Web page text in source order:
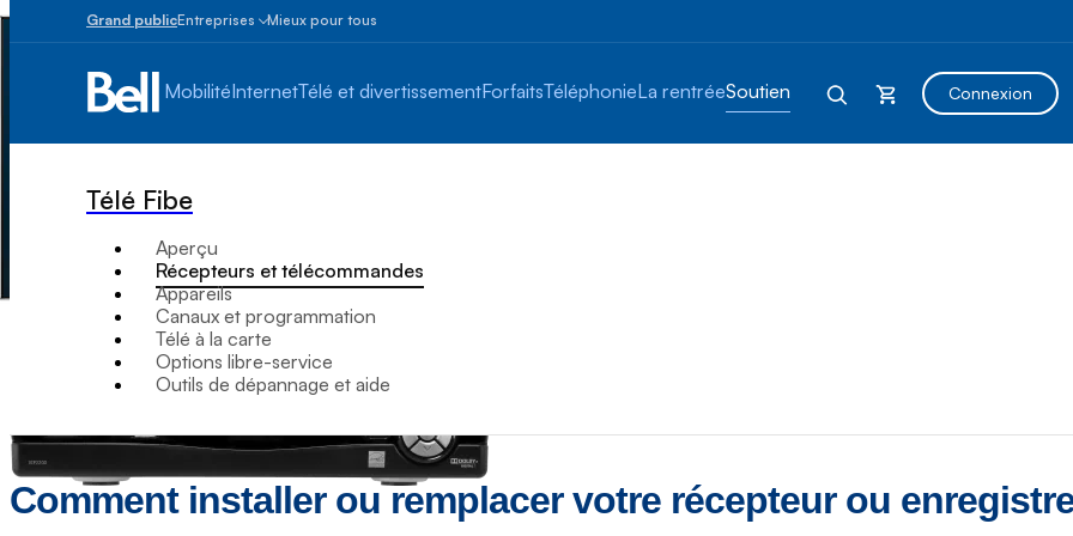
Grand publicEntreprises
entreprises
100
Moyennes
grandes
Plus
de
100
employés
Mieux pour tous
MobilitéInternetTélé et divertissementForfaitsTéléphonieLa rentréeSoutien Connexion
Télé Fibe
Aperçu
Récepteurs et télécommandes
Appareils
Canaux et programmation
Télé à la carte
Options libre-service
Outils de dépannage et aide
Comment installer ou remplacer votre récepteur ou